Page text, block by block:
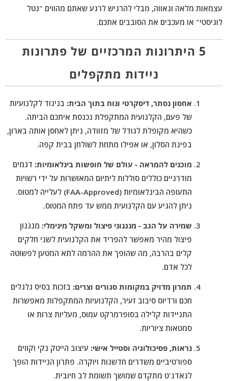
עצמאות מלאה וגאווה, מבלי להרגיש לרגע שאתם מהווים "נטל
לוגיסטי" או מעכבים את הסובבים אתכם.
5 היתרונות המרכזיים של פתרונות
ניידות מתקפלים
אחסון נסתר, דיסקרטי ונוח בתוך הבית: בניגוד לקלנועיות
של פעם, הקלנועית המתקפלת נכנסת איתכם הביתה.
כשהיא מקופלת לגודל של מזוודה, ניתן לאחסן אותה בארון,
בפינת הסלון, או אפילו מתחת לשולחן בבית קפה.
מוכנים להמראה - עולם של חופשות בינלאומיות: דגמים
מודרניים כוללים סוללות ליתיום המאושרות על ידי רשויות
התעופה הבינלאומיות (FAA-Approved) לעלייה למטוס.
ניתן להגיע עם הקלנועית ממש עד פתח המטוס.
שמירה על הגב - מנגנוני פיצול ומשקל מינימלי: מנגנון
פיצול מהיר מאפשר להפריד את הקלנועית לשני חלקים
קלים בהרבה, מה שהופך את ההרמה לתא המטען לפשוטה
לכל אדם.
תמרון מדויק במקומות סגורים וצרים: בזכות בסיס גלגלים
חכם ורדיוס סיבוב זעיר, הקלנועיות המתקפלות מאפשרות
התניידות קלילה בסופרמרקט עמוס, מעליות צרות או
סמטאות ציוריות.
נראות, פסיכולוגיה וסטייל אישי: עיצוב הייטק נקי וקווים
ספורטיביים משדרים חדשנות ויוקרה. פתרון הניידות הופך
לגאדג'ט מתקדם שמושך תשומת לב חיובית.